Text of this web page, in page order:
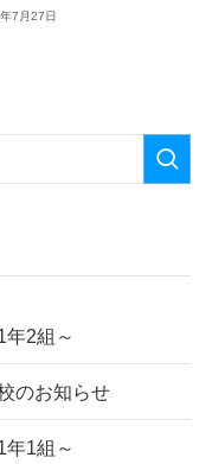
7月27日
年2組～
のお知らせ
年1組～